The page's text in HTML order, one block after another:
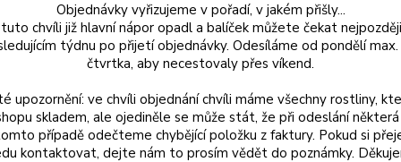
květy
kolem
Objednávky vyřizujeme v pořadí, v jakém přišly...
chvíli již hlavní nápor opadl a balíček můžete čekat
týdnu po přijetí objednávky. Odesíláme od pondělí
čtvrtka, aby necestovaly přes víkend.
upozornění: ve chvíli objednání chvíli máme všechny rostliny,
skladem, ale ojediněle se může stát, že při odeslání některá
případě odečteme chybějící položku z faktury. Pokud si
kontaktovat, dejte nám to prosím vědět do poznámky.